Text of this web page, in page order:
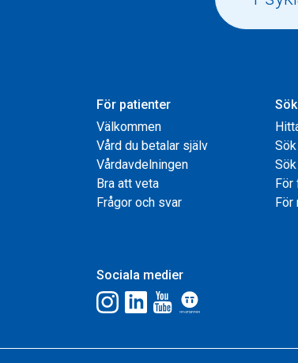
För patienter
Välkommen
Vård du betalar själv
Vårdavdelningen
Bra att veta
Frågor och svar
För
För
Sociala medier